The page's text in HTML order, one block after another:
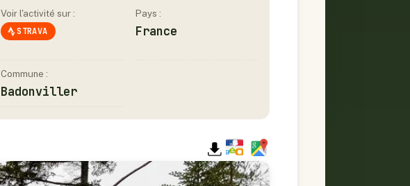
Voir l'activité sur :
STRAVA
Pays :
France
Commune :
Badonviller